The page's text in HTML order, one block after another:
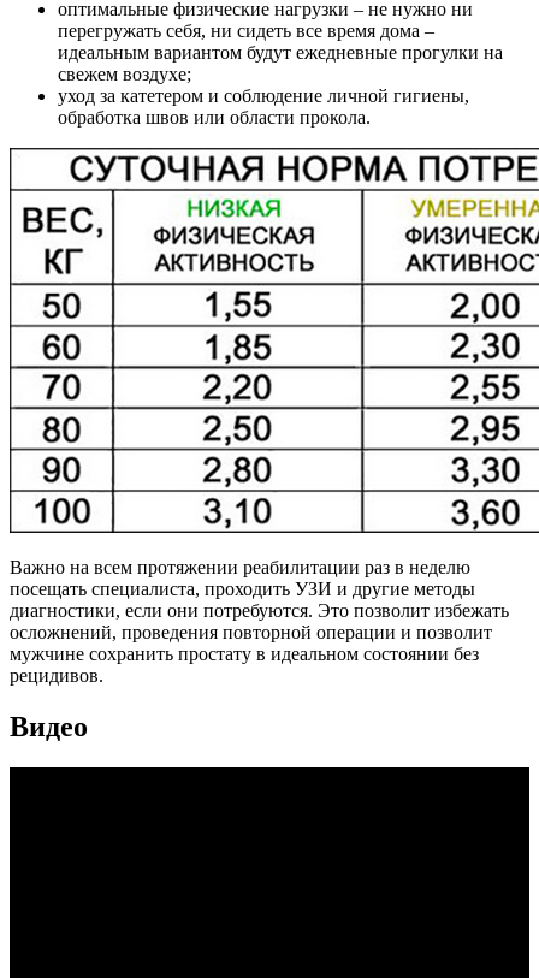
оптимальные физические нагрузки – не нужно ни
перегружать себя, ни сидеть все время дома –
идеальным вариантом будут ежедневные прогулки на
свежем воздухе;
уход за катетером и соблюдение личной гигиены,
обработка швов или области прокола.
Важно на всем протяжении реабилитации раз в неделю
посещать специалиста, проходить УЗИ и другие методы
диагностики, если они потребуются. Это позволит избежать
осложнений, проведения повторной операции и позволит
мужчине сохранить простату в идеальном состоянии без
рецидивов.
Видео